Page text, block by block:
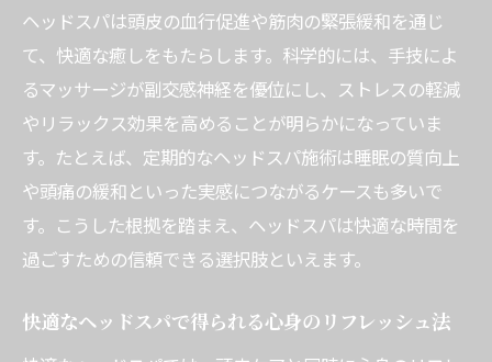
法
安心して快適なヘッドスパを受けるための
知識
カップルやメンズにも人気のヘッドスパ事情
カップルで楽しむ快適ヘッドスパの魅力を
紹介
メンズにも人気の快適ヘッドスパ最新事情
快適さを重視したカップル向けヘッドスパ
ヘッドスパは頭皮の血行促進や筋肉の緊張緩和を通じ
て、快適な癒しをもたらします。科学的には、手技によ
るマッサージが副交感神経を優位にし、ストレスの軽減
やリラックス効果を高めることが明らかになっていま
す。たとえば、定期的なヘッドスパ施術は睡眠の質向上
や頭痛の緩和といった実感につながるケースも多いで
す。こうした根拠を踏まえ、ヘッドスパは快適な時間を
過ごすための信頼できる選択肢といえます。
快適なヘッドスパで得られる心身のリフレッシュ法